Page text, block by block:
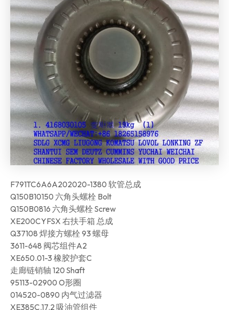
F791TC6A6A202020-1380 软管总成
Q150B10150 六角头螺栓 Bolt
Q150B0816 六角头螺栓 Screw
XE200CYFSX 右扶手箱 总成
Q37108 焊接方螺栓 93 螺母
3611-648 阀芯组件A2
XE650.01-3 橡胶护套C
走廊链销轴 120 Shaft
95113-02900 O形圈
014520-0890 内气过滤器
XE385C.17.2 吸油管组件